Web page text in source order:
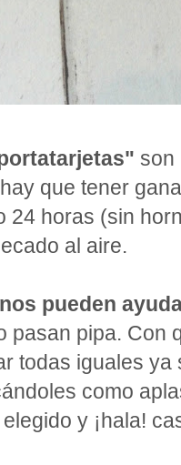
son
que tener
24 horas (sin
al aire.
nos pueden
pasan pipa. Con
todas iguales
como
y ¡hala!